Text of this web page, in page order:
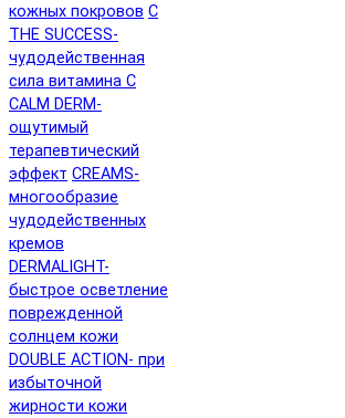
кожных покровов C
THE SUCCESS-
чудодейственная
сила витамина C
CALM DERM-
ощутимый
терапевтический
эффект CREAMS-
многообразие
чудодейственных
кремов
DERMALIGHT-
быстрое осветление
поврежденной
солнцем кожи
DOUBLE ACTION- при
избыточной
жирности кожи